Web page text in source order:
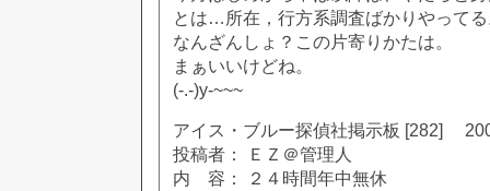
とは…所在，行方系調査ばかりやって
なんざんしょ？この片寄りかたは。
まぁいいけどね。
(-.-)y-~~~
アイス・ブルー探偵社掲示板 [282]
投稿者： ＥＺ＠管理人
内 容： ２４時間年中無休